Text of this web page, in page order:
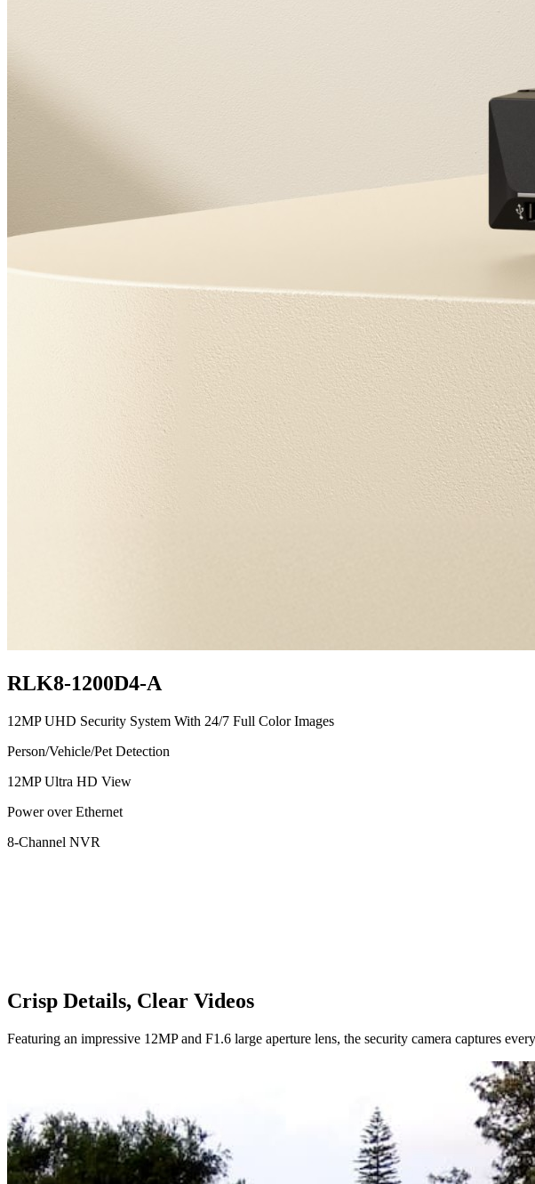
RLK8-1200D4-A
12MP UHD Security System With 24/7 Full Color Images
Person/Vehicle/Pet Detection
12MP Ultra HD View
Power over Ethernet
8-Channel NVR
Crisp Details, Clear Videos
Featuring an impressive 12MP and F1.6 large aperture lens, the security camera captures